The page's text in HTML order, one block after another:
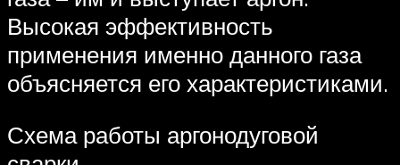
Высокая эффективность
применения именно данного газа
объясняется его характеристиками.
Схема работы аргонодуговой